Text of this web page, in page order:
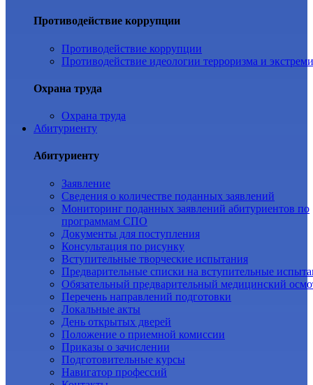
Противодействие коррупции
Противодействие коррупции
Противодействие идеологии терроризма и
Охрана труда
Охрана труда
Абитуриенту
Абитуриенту
Заявление
Cведения о количестве поданных заявлений
Мониторинг поданных заявлений абитуриентов по
программам СПО
Документы для поступления
Консультация по рисунку
Вступительные творческие испытания
Предварительные списки на вступительные
Обязательный предварительный медицинский
Перечень направлений подготовки
Локальные акты
День открытых дверей
Положение о приемной комиссии
Приказы о зачислении
Подготовительные курсы
Навигатор профессий